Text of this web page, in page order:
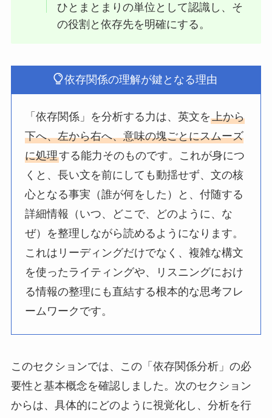
ひとまとまりの単位として認識し、そ
の役割と依存先を明確にする。
依存関係の理解が鍵となる理由
「依存関係」を分析する力は、英文を上から
下へ、左から右へ、意味の塊ごとにスムーズ
に処理する能力そのものです。これが身につ
くと、長い文を前にしても動揺せず、文の核
心となる事実（誰が何をした）と、付随する
詳細情報（いつ、どこで、どのように、な
ぜ）を整理しながら読めるようになります。
これはリーディングだけでなく、複雑な構文
を使ったライティングや、リスニングにおけ
る情報の整理にも直結する根本的な思考フレ
ームワークです。
このセクションでは、この「依存関係分析」の必
要性と基本概念を確認しました。次のセクション
からは、具体的にどのように視覚化し、分析を行